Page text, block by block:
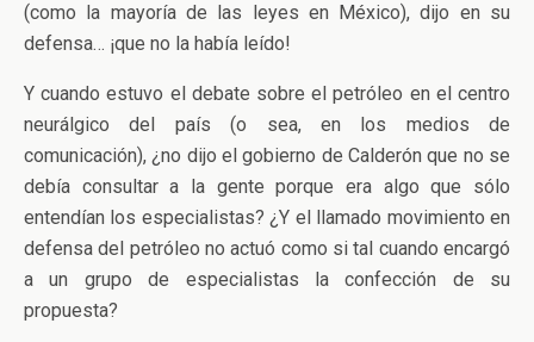
(como la mayoría de las leyes en México), dijo en su
defensa… ¡que no la había leído!
Y cuando estuvo el debate sobre el petróleo en el centro
neurálgico del país (o sea, en los medios de
comunicación), ¿no dijo el gobierno de Calderón que no se
debía consultar a la gente porque era algo que sólo
entendían los especialistas? ¿Y el llamado movimiento en
defensa del petróleo no actuó como si tal cuando encargó
a un grupo de especialistas la confección de su
propuesta?